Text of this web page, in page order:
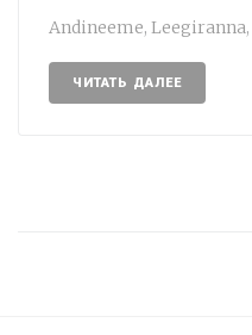
Andineeme, Leegiranna,
ЧИТАТЬ ДАЛЕЕ